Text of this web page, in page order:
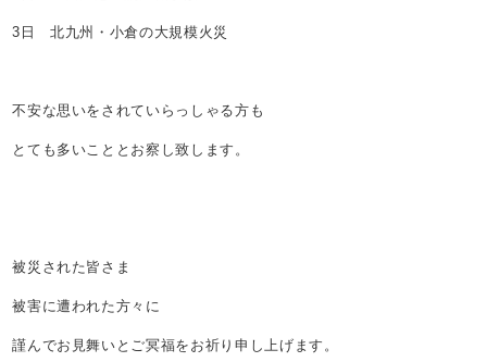
3日 北九州・小倉の大規模火災
不安な思いをされていらっしゃる方も
とても多いこととお察し致します。
被災された皆さま
被害に遭われた方々に
謹んでお見舞いとご冥福をお祈り申し上げます。